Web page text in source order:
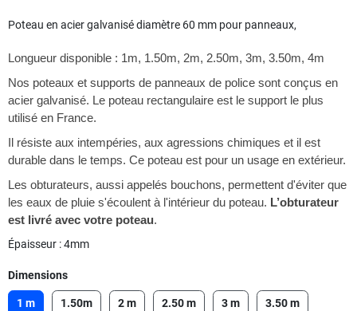
Poteau en acier galvanisé diamètre 60 mm pour panneaux,
Longueur disponible : 1m, 1.50m, 2m, 2.50m, 3m, 3.50m, 4m
Nos poteaux et supports de panneaux de police sont conçus en
acier galvanisé. Le poteau rectangulaire est le support le plus
utilisé en France.
Il résiste aux intempéries, aux agressions chimiques et il est
durable dans le temps. Ce poteau est pour un usage en extérieur.
Les obturateurs, aussi appelés bouchons, permettent d'éviter que
les eaux de pluie s'écoulent à l'intérieur du poteau. L’obturateur
est livré avec votre poteau.
Épaisseur : 4mm
Dimensions
1 m 1.50m 2 m 2.50 m 3 m 3.50 m